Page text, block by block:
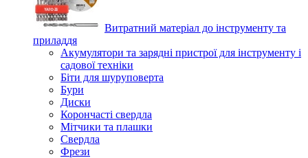
Витратний матеріал до інструменту та
приладдя
Акумулятори та зарядні пристрої для інструменту і
садової техніки
Біти для шуруповерта
Бури
Диски
Корончасті свердла
Мітчики та плашки
Свердла
Фрези